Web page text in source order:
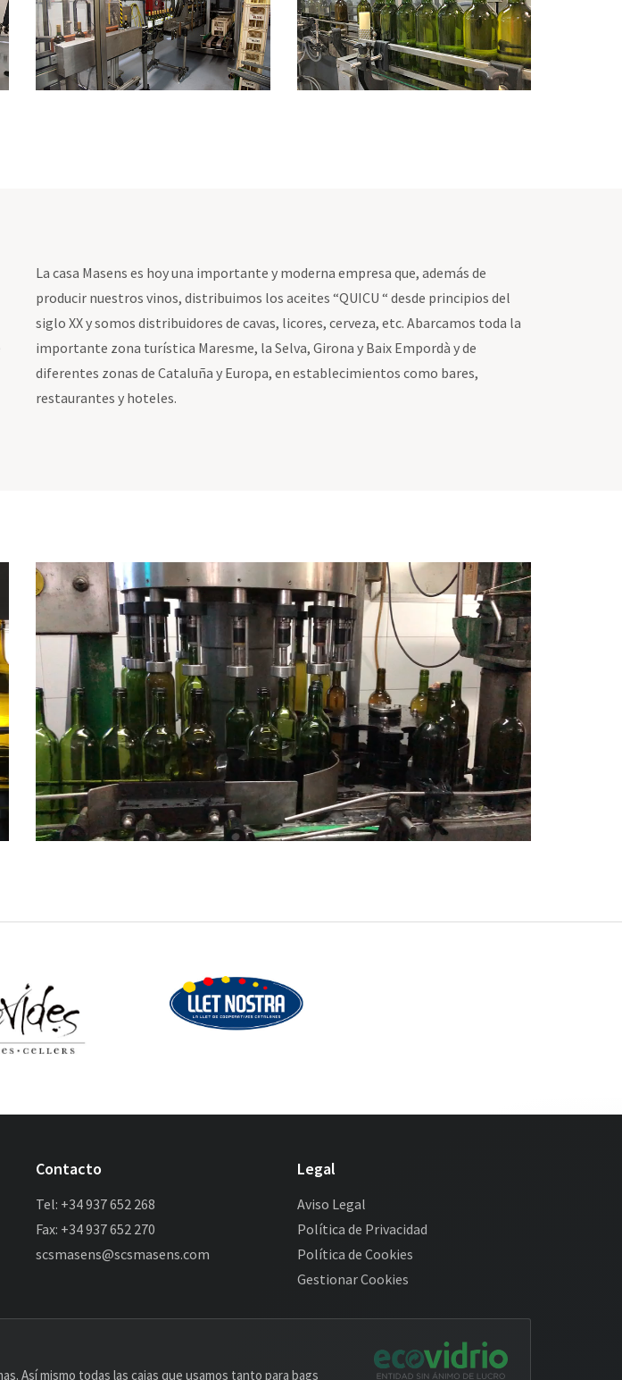
La casa Masens es hoy una importante y moderna empresa que, además de
producir nuestros vinos, distribuimos los aceites “QUICU “ desde principios del
siglo XX y somos distribuidores de cavas, licores, cerveza, etc. Abarcamos toda la
importante zona turística Maresme, la Selva, Girona y Baix Empordà y de
diferentes zonas de Cataluña y Europa, en establecimientos como bares,
restaurantes y hoteles.
Contacto
Tel: +34 937 652 268
Fax: +34 937 652 270
scsmasens@scsmasens.com
Legal
Aviso Legal
Política de Privacidad
Política de Cookies
Gestionar Cookies
Así mismo todas las cajas que usamos tanto para bags